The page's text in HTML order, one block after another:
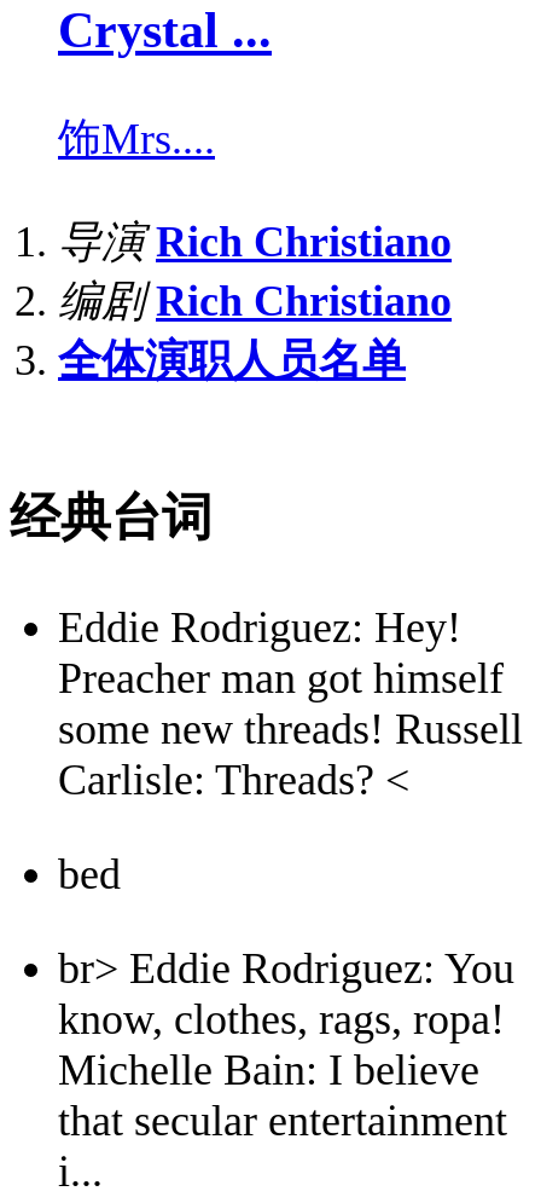
Crystal ...
饰Mrs....
导演 Rich Christiano
编剧 Rich Christiano
全体演职人员名单
经典台词
Eddie Rodriguez: Hey!
Preacher man got himself
some new threads! Russell
Carlisle: Threads? <
bed
br> Eddie Rodriguez: You
know, clothes, rags, ropa!
Michelle Bain: I believe
that secular entertainment
i...